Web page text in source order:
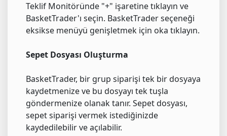
Teklif Monitöründe "+" işaretine tıklayın ve
BasketTrader'ı seçin. BasketTrader seçeneği
eksikse menüyü genişletmek için oka tıklayın.
Sepet Dosyası Oluşturma
BasketTrader, bir grup siparişi tek bir dosyaya
kaydetmenize ve bu dosyayı tek tuşla
göndermenize olanak tanır. Sepet dosyası,
sepet siparişi vermek istediğinizde
kaydedilebilir ve açılabilir.